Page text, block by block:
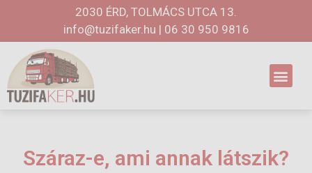
2030 ÉRD, TOLMÁCS UTCA 13.
info@tuzifaker.hu | 06 30 950 9816
Száraz-e, ami annak látszik?